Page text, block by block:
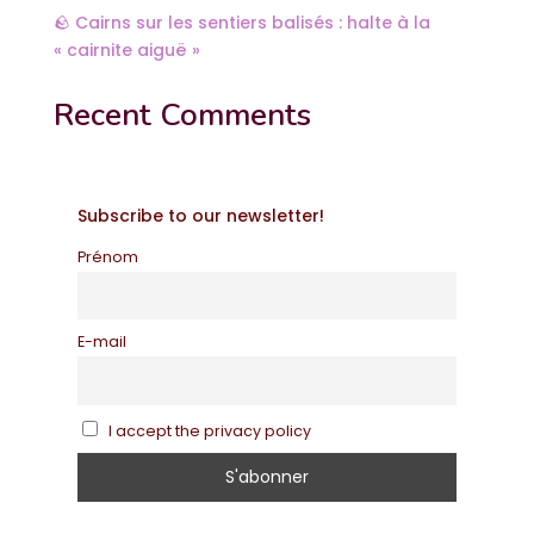
🪨 Cairns sur les sentiers balisés : halte à la
« cairnite aiguë »
Recent Comments
Subscribe to our newsletter!
Prénom
E-mail
I accept the privacy policy